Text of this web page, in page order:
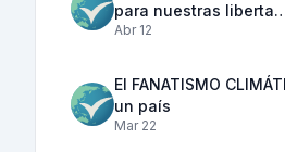
para nuestras
Abr 12
El FANATISMO
un país
Mar 22